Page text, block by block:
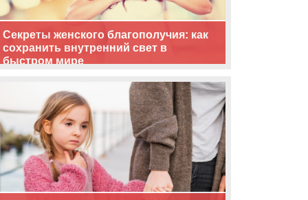
Секреты женского благополучия: как
сохранить внутренний свет в
быстром мире